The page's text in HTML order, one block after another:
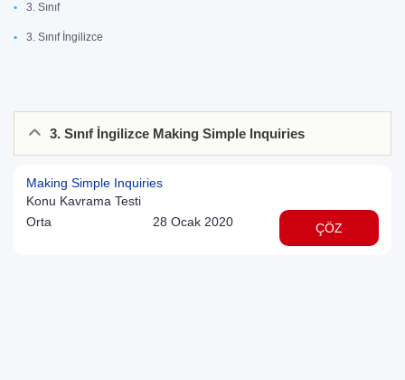
3. Sınıf
3. Sınıf İngilizce
3. Sınıf İngilizce Making Simple Inquiries
Making Simple Inquiries
Konu Kavrama Testi
Orta
28 Ocak 2020 ÇÖZ